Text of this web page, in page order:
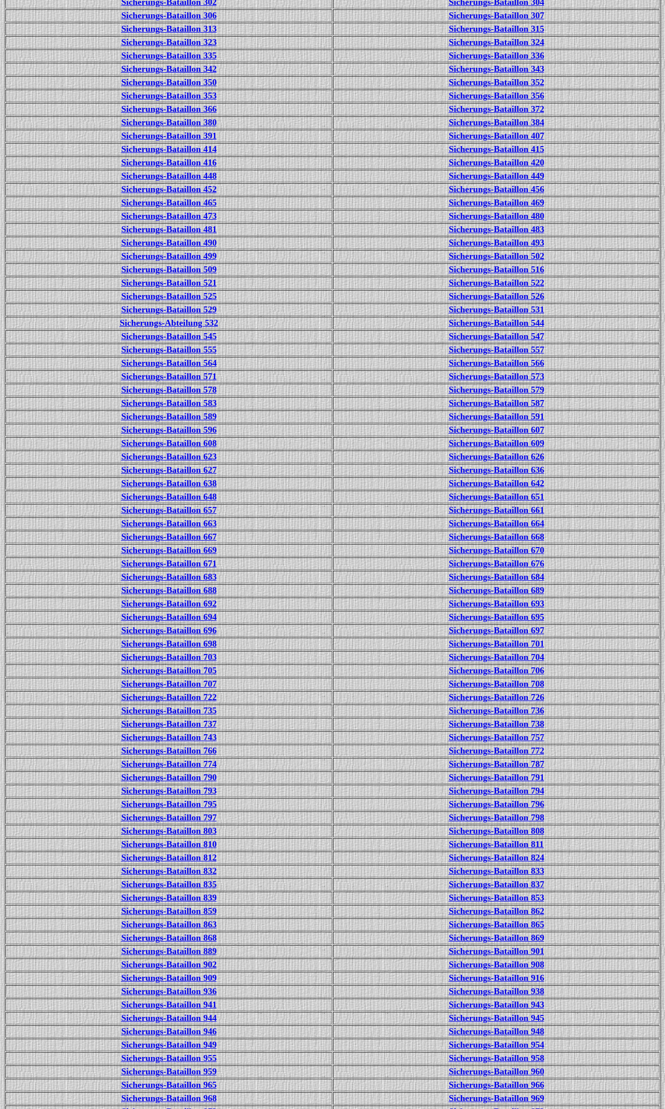
Sicherungs-Bataillon 302
Sicherungs-Bataillon 304
Sicherungs-Bataillon 306
Sicherungs-Bataillon 307
Sicherungs-Bataillon 313
Sicherungs-Bataillon 315
Sicherungs-Bataillon 323
Sicherungs-Bataillon 324
Sicherungs-Bataillon 335
Sicherungs-Bataillon 336
Sicherungs-Bataillon 342
Sicherungs-Bataillon 343
Sicherungs-Bataillon 350
Sicherungs-Bataillon 352
Sicherungs-Bataillon 353
Sicherungs-Bataillon 356
Sicherungs-Bataillon 366
Sicherungs-Bataillon 372
Sicherungs-Bataillon 380
Sicherungs-Bataillon 384
Sicherungs-Bataillon 391
Sicherungs-Bataillon 407
Sicherungs-Bataillon 414
Sicherungs-Bataillon 415
Sicherungs-Bataillon 416
Sicherungs-Bataillon 420
Sicherungs-Bataillon 448
Sicherungs-Bataillon 449
Sicherungs-Bataillon 452
Sicherungs-Bataillon 456
Sicherungs-Bataillon 465
Sicherungs-Bataillon 469
Sicherungs-Bataillon 473
Sicherungs-Bataillon 480
Sicherungs-Bataillon 481
Sicherungs-Bataillon 483
Sicherungs-Bataillon 490
Sicherungs-Bataillon 493
Sicherungs-Bataillon 499
Sicherungs-Bataillon 502
Sicherungs-Bataillon 509
Sicherungs-Bataillon 516
Sicherungs-Bataillon 521
Sicherungs-Bataillon 522
Sicherungs-Bataillon 525
Sicherungs-Bataillon 526
Sicherungs-Bataillon 529
Sicherungs-Bataillon 531
Sicherungs-Abteilung 532
Sicherungs-Bataillon 544
Sicherungs-Bataillon 545
Sicherungs-Bataillon 547
Sicherungs-Bataillon 555
Sicherungs-Bataillon 557
Sicherungs-Bataillon 564
Sicherungs-Bataillon 566
Sicherungs-Bataillon 571
Sicherungs-Bataillon 573
Sicherungs-Bataillon 578
Sicherungs-Bataillon 579
Sicherungs-Bataillon 583
Sicherungs-Bataillon 587
Sicherungs-Bataillon 589
Sicherungs-Bataillon 591
Sicherungs-Bataillon 596
Sicherungs-Bataillon 607
Sicherungs-Bataillon 608
Sicherungs-Bataillon 609
Sicherungs-Bataillon 623
Sicherungs-Bataillon 626
Sicherungs-Bataillon 627
Sicherungs-Bataillon 636
Sicherungs-Bataillon 638
Sicherungs-Bataillon 642
Sicherungs-Bataillon 648
Sicherungs-Bataillon 651
Sicherungs-Bataillon 657
Sicherungs-Bataillon 661
Sicherungs-Bataillon 663
Sicherungs-Bataillon 664
Sicherungs-Bataillon 667
Sicherungs-Bataillon 668
Sicherungs-Bataillon 669
Sicherungs-Bataillon 670
Sicherungs-Bataillon 671
Sicherungs-Bataillon 676
Sicherungs-Bataillon 683
Sicherungs-Bataillon 684
Sicherungs-Bataillon 688
Sicherungs-Bataillon 689
Sicherungs-Bataillon 692
Sicherungs-Bataillon 693
Sicherungs-Bataillon 694
Sicherungs-Bataillon 695
Sicherungs-Bataillon 696
Sicherungs-Bataillon 697
Sicherungs-Bataillon 698
Sicherungs-Bataillon 701
Sicherungs-Bataillon 703
Sicherungs-Bataillon 704
Sicherungs-Bataillon 705
Sicherungs-Bataillon 706
Sicherungs-Bataillon 707
Sicherungs-Bataillon 708
Sicherungs-Bataillon 722
Sicherungs-Bataillon 726
Sicherungs-Bataillon 735
Sicherungs-Bataillon 736
Sicherungs-Bataillon 737
Sicherungs-Bataillon 738
Sicherungs-Bataillon 743
Sicherungs-Bataillon 757
Sicherungs-Bataillon 766
Sicherungs-Bataillon 772
Sicherungs-Bataillon 774
Sicherungs-Bataillon 787
Sicherungs-Bataillon 790
Sicherungs-Bataillon 791
Sicherungs-Bataillon 793
Sicherungs-Bataillon 794
Sicherungs-Bataillon 795
Sicherungs-Bataillon 796
Sicherungs-Bataillon 797
Sicherungs-Bataillon 798
Sicherungs-Bataillon 803
Sicherungs-Bataillon 808
Sicherungs-Bataillon 810
Sicherungs-Bataillon 811
Sicherungs-Bataillon 812
Sicherungs-Bataillon 824
Sicherungs-Bataillon 832
Sicherungs-Bataillon 833
Sicherungs-Bataillon 835
Sicherungs-Bataillon 837
Sicherungs-Bataillon 839
Sicherungs-Bataillon 853
Sicherungs-Bataillon 859
Sicherungs-Bataillon 862
Sicherungs-Bataillon 863
Sicherungs-Bataillon 865
Sicherungs-Bataillon 868
Sicherungs-Bataillon 869
Sicherungs-Bataillon 889
Sicherungs-Bataillon 901
Sicherungs-Bataillon 902
Sicherungs-Bataillon 908
Sicherungs-Bataillon 909
Sicherungs-Bataillon 916
Sicherungs-Bataillon 936
Sicherungs-Bataillon 938
Sicherungs-Bataillon 941
Sicherungs-Bataillon 943
Sicherungs-Bataillon 944
Sicherungs-Bataillon 945
Sicherungs-Bataillon 946
Sicherungs-Bataillon 948
Sicherungs-Bataillon 949
Sicherungs-Bataillon 954
Sicherungs-Bataillon 955
Sicherungs-Bataillon 958
Sicherungs-Bataillon 959
Sicherungs-Bataillon 960
Sicherungs-Bataillon 965
Sicherungs-Bataillon 966
Sicherungs-Bataillon 968
Sicherungs-Bataillon 969